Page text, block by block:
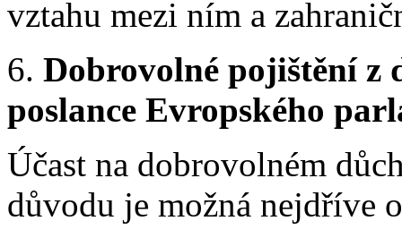
vztahu mezi ním a
6. Dobrovolné pojištění z
poslance Evropského
Účast na dobrovolném
důvodu je možná nejdříve